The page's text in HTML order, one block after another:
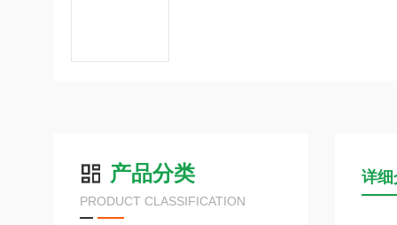
产品分类
PRODUCT CLASSIFICATION
详细